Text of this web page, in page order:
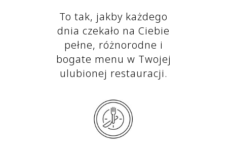
To tak, jakby każdego
dnia czekało na Ciebie
pełne, różnorodne i
bogate menu w Twojej
ulubionej restauracji.